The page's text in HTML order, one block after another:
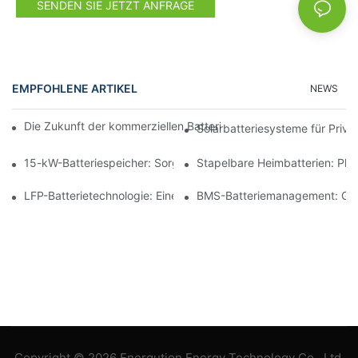
SENDEN SIE JETZT ANFRAGE
EMPFOHLENE ARTIKEL NEWS
Die Zukunft der kommerziellen Batteriespeicherung: Trends
Solarbatteriesysteme für
15-kW-Batteriespeicher: Sorgen Sie für eine sichere
Stapelbare Heimbatterien:
LFP-Batterietechnologie: Eine nachhaltige Wahl für die
BMS-Batteriemanagement: